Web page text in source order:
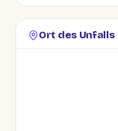
Ort des Unfalls